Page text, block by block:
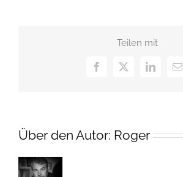
Teilen mit
Facebook
X LinkedIn
E-
Über den Autor: Roger